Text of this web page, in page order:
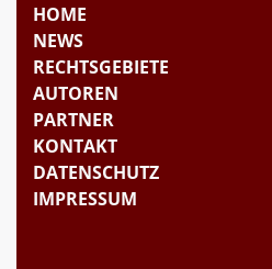
HOME
NEWS
RECHTSGEBIETE
AUTOREN
PARTNER
KONTAKT
DATENSCHUTZ
IMPRESSUM